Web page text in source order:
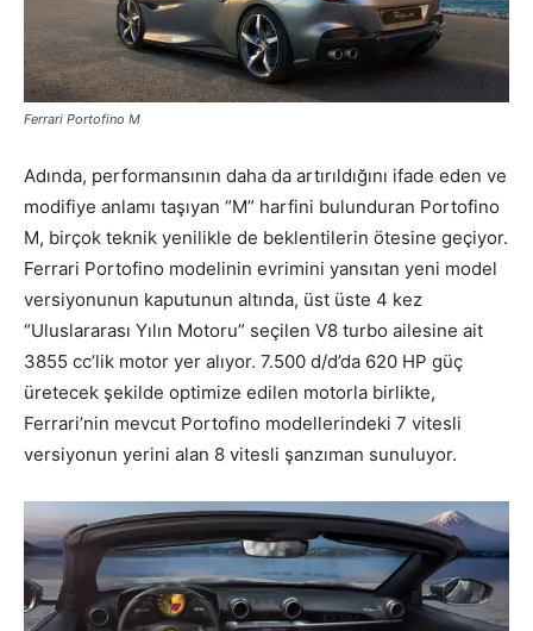
Ferrari Portofino M
Adında, performansının daha da artırıldığını ifade eden ve
modifiye anlamı taşıyan “M” harfini bulunduran Portofino
M, birçok teknik yenilikle de beklentilerin ötesine geçiyor.
Ferrari Portofino modelinin evrimini yansıtan yeni model
versiyonunun kaputunun altında, üst üste 4 kez
“Uluslararası Yılın Motoru” seçilen V8 turbo ailesine ait
3855 cc’lik motor yer alıyor. 7.500 d/d’da 620 HP güç
üretecek şekilde optimize edilen motorla birlikte,
Ferrari’nin mevcut Portofino modellerindeki 7 vitesli
versiyonun yerini alan 8 vitesli şanzıman sunuluyor.